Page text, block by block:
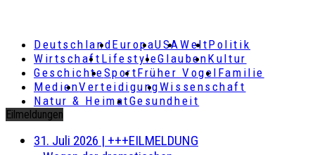
DeutschlandEuropaUSAWeltPolitik
Wirtschaft LifestyleGlaubenKultur
GeschichteSportFrüher Vogel Familie
MedienVerteidigungWissenschaft
Natur & HeimatGesundheit
Eilmeldungen
31. Juli 2026 | +++EILMELDUNG